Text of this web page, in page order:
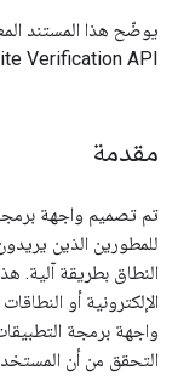
يوضّح هذا المستند
Verification API.
مقدمة
للمطورين الذين
النطاق بطريقة آلية.
التحقق من أن